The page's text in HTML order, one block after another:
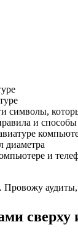
символы,
и способы
диаметра
и